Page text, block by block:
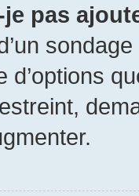
pas
d’options